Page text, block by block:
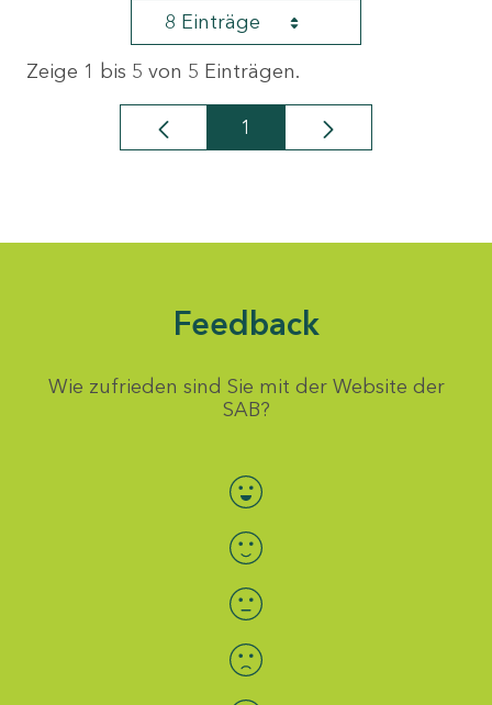
8 Einträge
Zeige 1 bis 5 von 5 Einträgen.
Seite
1
Feedback
Wie zufrieden sind Sie mit der Website der
SAB?
Bewertung auswählen